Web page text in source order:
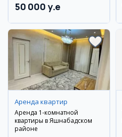
50 000 y.e
Аренда квартир
Аренда 1-комнатной
квартиры в Яшнабадском
районе